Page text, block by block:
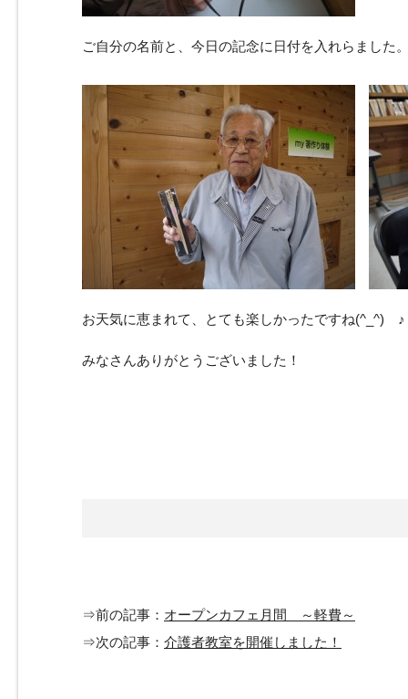
ご自分の名前と、今日の記念に日付を入れらました
お天気に恵まれて、とても楽しかったですね(^_^) ♪
みなさんありがとうございました！
⇒前の記事： オープンカフェ月間 ～軽費～
⇒次の記事： 介護者教室を開催しました！